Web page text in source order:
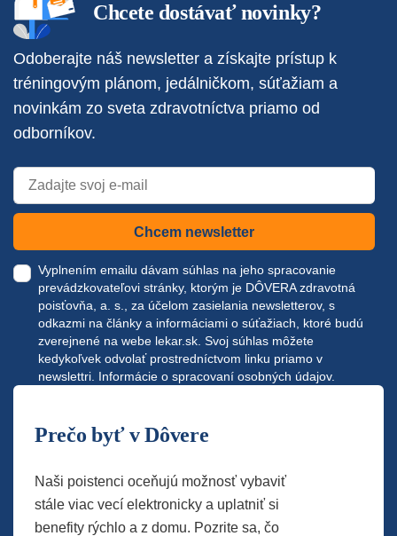
Chcete dostávať novinky?
Odoberajte náš newsletter a získajte prístup k
tréningovým plánom, jedálničkom, súťažiam a
novinkám zo sveta zdravotníctva priamo od
odborníkov.
Chcem newsletter
Vyplnením emailu dávam súhlas na jeho spracovanie
prevádzkovateľovi stránky, ktorým je DÔVERA zdravotná
poisťovňa, a. s., za účelom zasielania newsletterov, s
odkazmi na články a informáciami o súťažiach, ktoré budú
zverejnené na webe lekar.sk. Svoj súhlas môžete
kedykoľvek odvolať prostredníctvom linku priamo v
newslettri. Informácie o spracovaní osobných údajov.
Prečo byť v Dôvere
Naši poistenci oceňujú možnosť vybaviť
stále viac vecí elektronicky a uplatniť si
benefity rýchlo a z domu. Pozrite sa, čo